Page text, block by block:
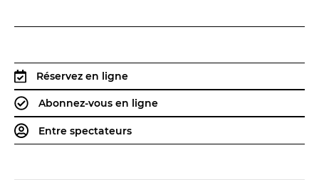
Espace relais
Réservez en ligne
Abonnez-vous en ligne
Entre spectateurs